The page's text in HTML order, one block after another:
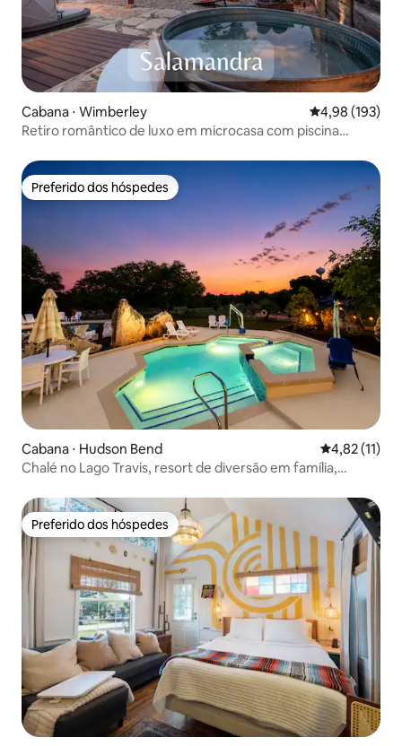
Cabana ⋅ Wimberley 4,98 de uma
4,98 (193)
Retiro romântico de luxo em microcasa com piscina
Preferido dos hóspedes
Preferido dos hóspedes
Cabana ⋅ Hudson Bend 4,82 de uma
4,82 (11)
Chalé no Lago Travis, resort de diversão em família,
Preferido dos hóspedes
Preferido dos hóspedes